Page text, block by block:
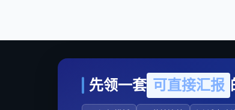
先领一套 可直接汇报